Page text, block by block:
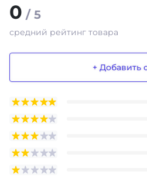
0 / 5
средний рейтинг товара
+ Добавить